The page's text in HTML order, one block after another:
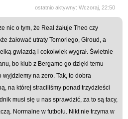
ostatnio aktywny: Wczoraj, 22:50
nic o tym, że Real żałuje Theo czy
żałować utraty Tomoriego, Giroud, a
gwiazdą i cokolwiek wygrał. Świetnie
bo klub z Bergamo go dzięki temu
na zero. Tak, to dobra
na której straciliśmy ponad trzydzieści
musi się u nas sprawdzić, za to są tacy,
Normalne w futbolu. Nikt nie trzyma w